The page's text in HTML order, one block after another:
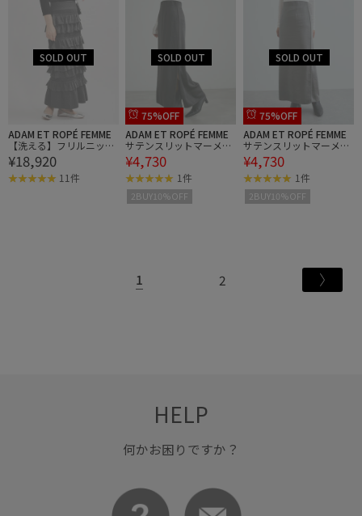
ADAM ET ROPÉ FEMME
【洗える】フリルニット
スカート
¥18,920
11件
75%OFF
ADAM ET ROPÉ FEMME
サテンスリットマーメイ
ドスカート
¥4,730
1件
2BUY10%OFF
75%OFF
ADAM ET ROPÉ FEMME
サテンスリットマーメイ
ドスカート
¥4,730
1件
2BUY10%OFF
1 2
HELP
何かお困りですか？